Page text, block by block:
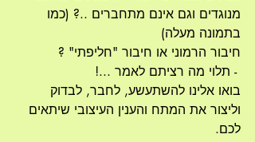
מנוגדים וגם אינם מתחברים ..? (כמו
בתמונה מעלה)
חיבור הרמוני או חיבור "חליפתי" ?
- תלוי מה רציתם לאמר ...!
בואו אלינו להשתעשע, לחבר, לבדוק
וליצור את המתח והענין העיצובי שיתאים
לכם.